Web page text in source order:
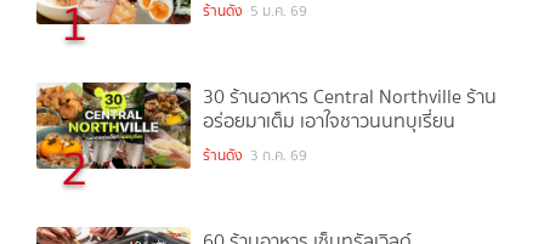
1 ร้านดัง 5 ม.ค. 69
2
30 ร้านอาหาร Central Northville ร้าน
อร่อยมาเต็ม เอาใจชาวนนทบุเรี่ยน
ร้านดัง 3 ก.ค. 69